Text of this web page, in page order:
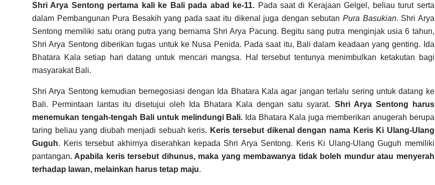
Shri Arya Sentong pertama kali ke Bali pada abad ke-11. Pada saat di Kerajaan Gelgel, beliau turut serta
dalam Pembangunan Pura Besakih yang pada saat itu dikenal juga dengan sebutan Pura Basukian. Shri Arya
Sentong memiliki satu orang putra yang bernama Shri Arya Pacung. Begitu sang putra menginjak usia 6 tahun,
Shri Arya Sentong diberikan tugas untuk ke Nusa Penida. Pada saat itu, Bali dalam keadaan yang genting. Ida
Bhatara Kala setiap hari datang untuk mencari mangsa. Hal tersebut tentunya menimbulkan ketakutan bagi
masyarakat Bali.
Shri Arya Sentong kemudian bernegosiasi dengan Ida Bhatara Kala agar jangan terlalu sering untuk datang ke
Bali. Permintaan lantas itu disetujui oleh Ida Bhatara Kala dengan satu syarat. Shri Arya Sentong harus
menemukan tengah-tengah Bali untuk melindungi Bali. Ida Bhatara Kala juga memberikan anugerah berupa
taring beliau yang diubah menjadi sebuah keris. Keris tersebut dikenal dengan nama Keris Ki Ulang-Ulang
Guguh. Keris tersebut akhirnya diserahkan kepada Shri Arya Sentong. Keris Ki Ulang-Ulang Guguh memiliki
pantangan. Apabila keris tersebut dihunus, maka yang membawanya tidak boleh mundur atau menyerah
terhadap lawan, melainkan harus tetap maju.